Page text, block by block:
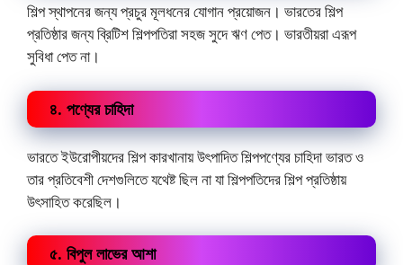
শিল্প স্থাপনের জন্য প্রচুর মূলধনের যোগান প্রয়োজন। ভারতের শিল্প
প্রতিষ্ঠার জন্য ব্রিটিশ শিল্পপতিরা সহজ সুদে ঋণ পেত। ভারতীয়রা এরূপ
সুবিধা পেত না।
৪. পণ্যের চাহিদা
ভারতে ইউরোপীয়দের শিল্প কারখানায় উৎপাদিত শিল্পপণ্যের চাহিদা ভারত ও
তার প্রতিবেশী দেশগুলিতে যথেষ্ট ছিল না যা শিল্পপতিদের শিল্প প্রতিষ্ঠায়
উৎসাহিত করেছিল।
৫. বিপুল লাভের আশা